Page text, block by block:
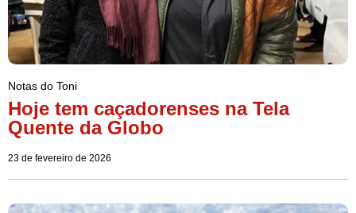
Notas do Toni
Hoje tem caçadorenses na Tela
Quente da Globo
23 de fevereiro de 2026